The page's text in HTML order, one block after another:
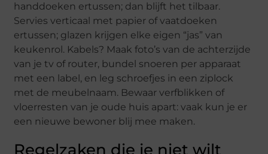
handdoeken ertussen; dan blijft het tilbaar.
Servies verticaal met papier of vaatdoeken
ertussen; glazen krijgen elke eigen “jas” van
keukenrol. Kabels? Maak foto’s van de achterzijde
van je tv of router, bundel snoeren per apparaat
met een label, en leg schroefjes in een ziplock
met de meubelnaam. Bewaar verfblikken of
vloerresten van je oude huis apart: vaak kun je er
een nieuwe bewoner blij mee maken.
Regelzaken die je niet wilt